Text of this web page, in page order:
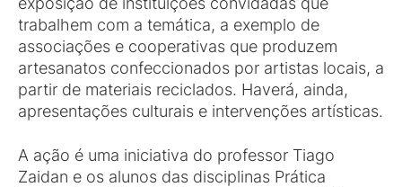
trabalhem com a temática, a exemplo de
associações e cooperativas que produzem
artesanatos confeccionados por artistas locais, a
partir de materiais reciclados. Haverá, ainda,
apresentações culturais e intervenções artísticas.
A ação é uma iniciativa do professor Tiago
Zaidan e os alunos das disciplinas Prática